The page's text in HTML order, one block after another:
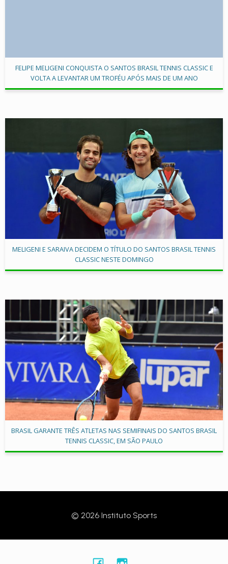
FELIPE MELIGENI CONQUISTA O SANTOS BRASIL TENNIS CLASSIC E
VOLTA A LEVANTAR UM TROFÉU APÓS MAIS DE UM ANO
MELIGENI E SARAIVA DECIDEM O TÍTULO DO SANTOS BRASIL TENNIS
CLASSIC NESTE DOMINGO
BRASIL GARANTE TRÊS ATLETAS NAS SEMIFINAIS DO SANTOS BRASIL
TENNIS CLASSIC, EM SÃO PAULO
© 2026 Instituto Sports